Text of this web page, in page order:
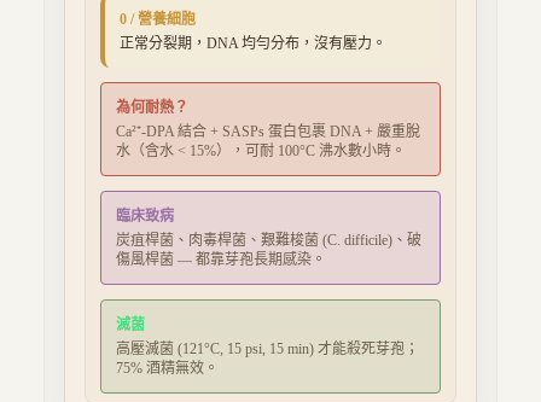
0 / 營養細胞
正常分裂期，DNA 均勻分布，沒有壓力。
為何耐熱？
Ca²⁺-DPA 結合 + SASPs 蛋白包裹 DNA + 嚴重脫
水（含水 < 15%），可耐 100°C 沸水數小時。
臨床致病
炭疽桿菌、肉毒桿菌、艱難梭菌 (C. difficile)、破
傷風桿菌 — 都靠芽孢長期感染。
滅菌
高壓滅菌 (121°C, 15 psi, 15 min) 才能殺死芽孢；
75% 酒精無效。